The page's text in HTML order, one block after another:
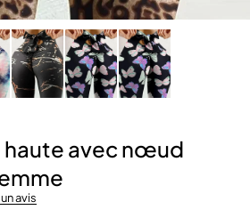
haute avec nœud
avis